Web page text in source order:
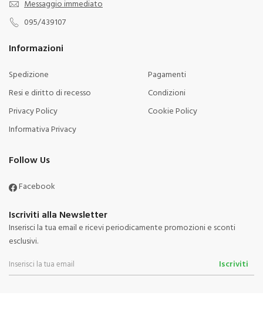
Messaggio immediato
095/439107
Informazioni
Spedizione
Pagamenti
Resi e diritto di recesso
Condizioni
Privacy Policy
Cookie Policy
Informativa Privacy
Follow Us
Facebook
Iscriviti alla Newsletter
Inserisci la tua email e ricevi periodicamente promozioni e sconti
esclusivi.
Iscriviti